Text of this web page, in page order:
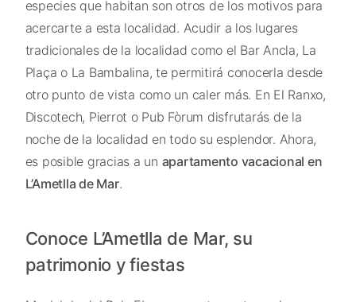
especies que habitan son otros de los motivos para
acercarte a esta localidad. Acudir a los lugares
tradicionales de la localidad como el Bar Ancla, La
Plaça o La Bambalina, te permitirá conocerla desde
otro punto de vista como un caler más. En El Ranxo,
Discotech, Pierrot o Pub Fòrum disfrutarás de la
noche de la localidad en todo su esplendor. Ahora,
es posible gracias a un apartamento vacacional en
L’Ametlla de Mar.
Conoce L’Ametlla de Mar, su
patrimonio y fiestas